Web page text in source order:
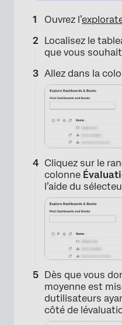
Ouvrez l’
Localisez le
que vous
Allez dans la
Cliquez sur le
colonne
l’aide du
Dès que vous
moyenne est
dutilisateurs
côté de